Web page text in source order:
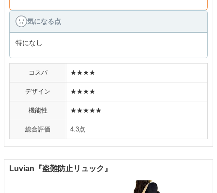
気になる点
特になし
コスパ ★★★★
デザイン ★★★★
機能性 ★★★★★
総合評価 4.3点
Luvian『盗難防止リュック』